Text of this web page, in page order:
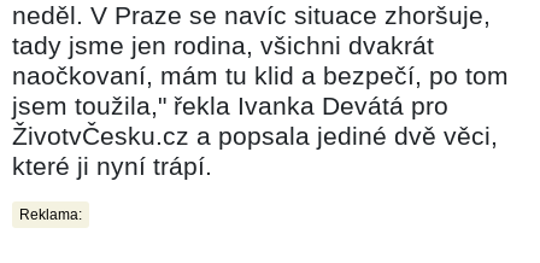
neděl. V Praze se navíc situace zhoršuje,
tady jsme jen rodina, všichni dvakrát
naočkovaní, mám tu klid a bezpečí, po tom
jsem toužila," řekla Ivanka Devátá pro
ŽivotvČesku.cz a popsala jediné dvě věci,
které ji nyní trápí.
Reklama: